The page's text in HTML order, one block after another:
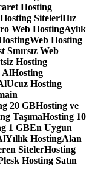
Hosting
SiteleriHız
Web HostingAylık
Web Hosting
Sınırsız Web
Hosting
AlHosting
Ucuz Hosting
20 GBHosting ve
TaşımaHosting 10
1 GBEn Uygun
Yıllık HostingAlan
SitelerHosting
Hosting Satın